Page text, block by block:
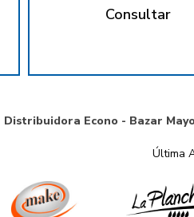
Consultar
Distribuidora Econo - Bazar
Última